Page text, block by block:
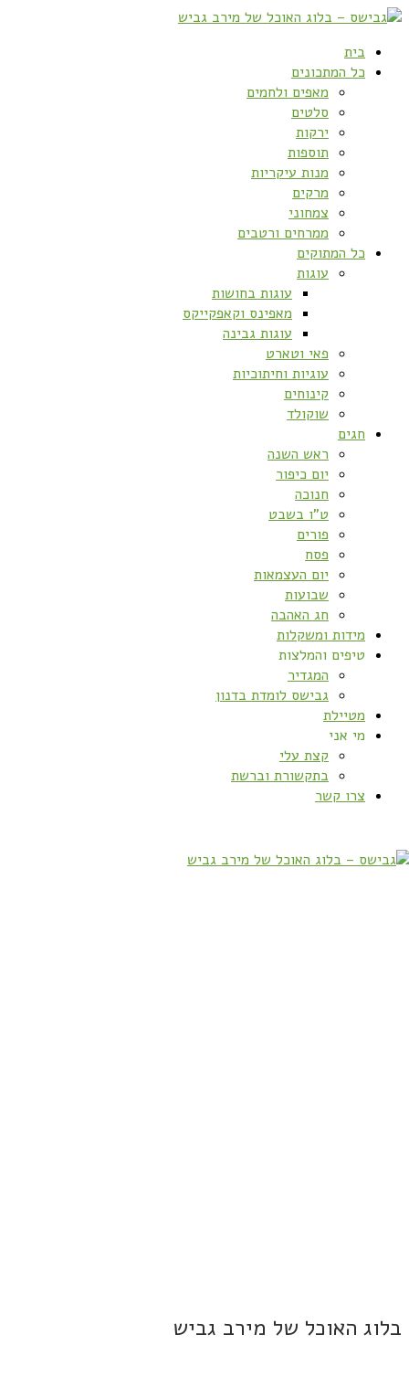
בית
כל המתכונים
מאפים ולחמים
סלטים
ירקות
תוספות
מנות עיקריות
מרקים
צמחוני
ממרחים ורטבים
כל המתוקים
עוגות
עוגות בחושות
מאפינס וקאפקייקס
עוגות גבינה
פאי וטארט
עוגיות וחיתוכיות
קינוחים
שוקולד
חגים
ראש השנה
יום כיפור
חנוכה
ט”ו בשבט
פורים
פסח
יום העצמאות
שבועות
חג האהבה
מידות ומשקלות
טיפים והמלצות
המגדיר
גבישס לומדת בדנון
מטיילת
מי אני
קצת עלי
בתקשורת וברשת
צרו קשר
בלוג האוכל של מירב גביש